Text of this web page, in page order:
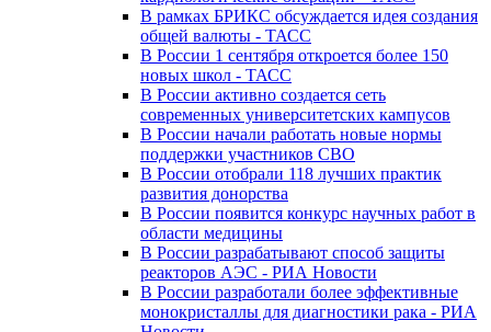
В рамках БРИКС обсуждается идея создания
общей валюты - ТАСС
В России 1 сентября откроется более 150
новых школ - ТАСС
В России активно создается сеть
современных университетских кампусов
В России начали работать новые нормы
поддержки участников СВО
В России отобрали 118 лучших практик
развития донорства
В России появится конкурс научных работ в
области медицины
В России разрабатывают способ защиты
реакторов АЭС - РИА Новости
В России разработали более эффективные
монокристаллы для диагностики рака - РИА